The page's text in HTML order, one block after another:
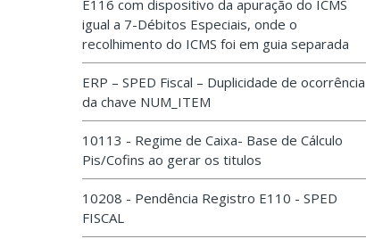
E116 com dispositivo da apuração do ICMS
igual a 7-Débitos Especiais, onde o
recolhimento do ICMS foi em guia separada
ERP – SPED Fiscal – Duplicidade de ocorrência
da chave NUM_ITEM
10113 - Regime de Caixa- Base de Cálculo
Pis/Cofins ao gerar os titulos
10208 - Pendência Registro E110 - SPED
FISCAL